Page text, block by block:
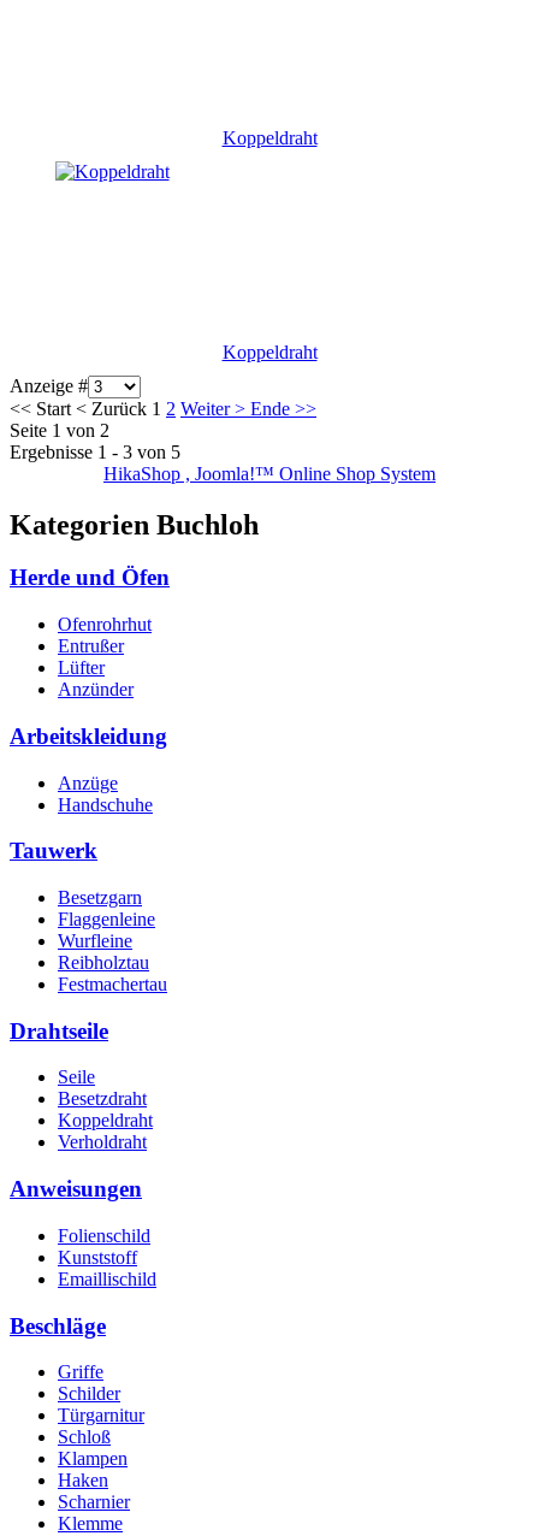
Koppeldraht
Koppeldraht
Anzeige #
<< Start < Zurück 1 2 Weiter> Ende >>
Seite 1 von 2
Ergebnisse 1 - 3 von 5
HikaShop , Joomla!™ Online Shop System
Kategorien Buchloh
Herde und Öfen
Ofenrohrhut
Entrußer
Lüfter
Anzünder
Arbeitskleidung
Anzüge
Handschuhe
Tauwerk
Besetzgarn
Flaggenleine
Wurfleine
Reibholztau
Festmachertau
Drahtseile
Seile
Besetzdraht
Koppeldraht
Verholdraht
Anweisungen
Folienschild
Kunststoff
Emaillischild
Beschläge
Griffe
Schilder
Türgarnitur
Schloß
Klampen
Haken
Scharnier
Klemme